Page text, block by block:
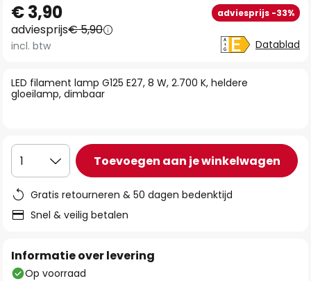
naar
het
begin
de
afbeeldingen-
LED filament lamp G125 E27, 8 W, 2.700 K, heldere
gloeilamp, dimbaar
€ 3,90 adviesprijs -33%
adviesprijs€ 5,90
incl. btw Datablad
1 Toevoegen aan je winkelwagen
Gratis retourneren & 50 dagen bedenktijd
Snel & veilig betalen
Informatie over levering
Op voorraad